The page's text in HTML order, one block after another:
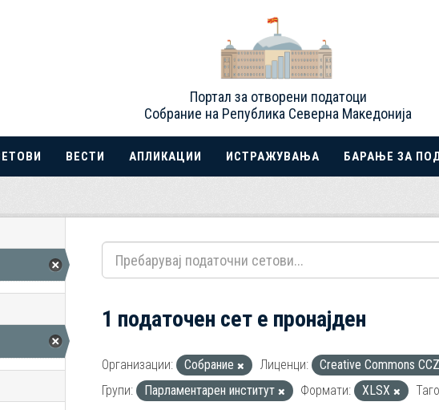
Портал за отворени податоци
Собрание на Република Северна Македонија
ВЕСТИ АПЛИКАЦИИ ИСТРАЖУВАЊА БАРАЊЕ ЗА
1 податочен сет е пронајден
Организации: Собрание Лиценци:
Creative Commons
Групи:
Парламентарен институт Формати: XLSX